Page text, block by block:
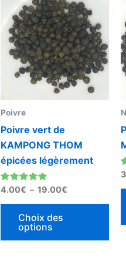
Poivre
Poivre vert de
KAMPONG THOM
épicées légèrement
Note
sur 5
4.00€ – 19.00€
de
prix :
4.00€
à
19.00€
Choix des
options
Les
sur